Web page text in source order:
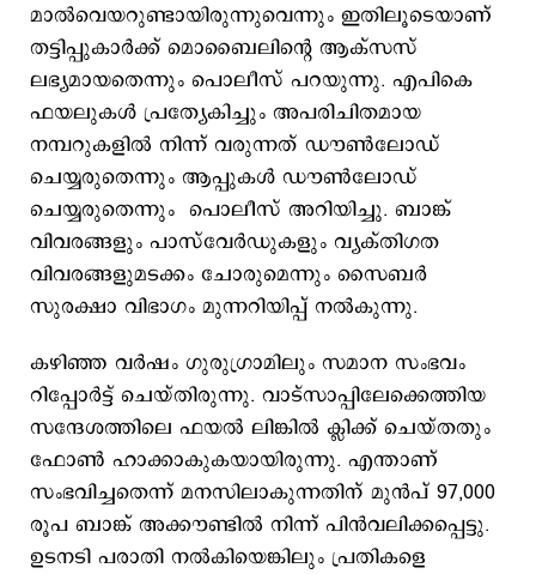
മാല്‍വെയറുണ്ടായിരുന്നുവെന്നും ഇതിലൂടെയാണ്
തട്ടിപ്പുകാര്‍ക്ക് മൊബൈലിന്‍റെ ആക്സസ്
ലഭ്യമായതെന്നും പൊലീസ് പറയുന്നു. എപികെ
ഫയലുകള്‍ പ്രത്യേകിച്ചും അപരിചിതമായ
നമ്പറുകളില്‍ നിന്ന് വരുന്നത് ഡൗണ്‍ലോഡ്
ചെയ്യരുതെന്നും ആപ്പുകള്‍ ഡൗണ്‍ലോഡ്
ചെയ്യരുതെന്നും പൊലീസ് അറിയിച്ചു. ബാങ്ക്
വിവരങ്ങളും പാസ്​വേര്‍ഡുകളും വ്യക്തിഗത
വിവരങ്ങളുമടക്കം ചോരുമെന്നും സൈബര്‍
സുരക്ഷാ വിഭാഗം മുന്നറിയിപ്പ് നല്‍കുന്നു.
കഴിഞ്ഞ വര്‍ഷം ഗുരുഗ്രാമിലും സമാന സംഭവം
റിപ്പോര്‍ട്ട് ചെയ്തിരുന്നു. വാട്സാപ്പിലേക്കെത്തിയ
സന്ദേശത്തിലെ ഫയല്‍ ലിങ്കില്‍ ക്ലിക്ക് ചെയ്തതും
ഫോണ്‍ ഹാക്കാകുകയായിരുന്നു. എന്താണ്
സംഭവിച്ചതെന്ന് മനസിലാകുന്നതിന് മുന്‍പ് 97,000
രൂപ ബാങ്ക് അക്കൗണ്ടില്‍ നിന്ന് പിന്‍വലിക്കപ്പെട്ടു.
ഉടനടി പരാതി നല്‍കിയെങ്കിലും പ്രതികളെ